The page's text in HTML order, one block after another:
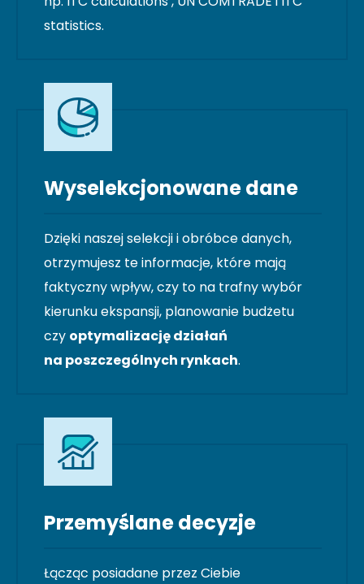
statistics.
Wyselekcjonowane dane
Dzięki naszej selekcji i obróbce danych,
otrzymujesz te informacje, które mają
faktyczny wpływ, czy to na trafny wybór
kierunku ekspansji, planowanie budżetu
czy optymalizację działań
na poszczególnych rynkach.
Przemyślane decyzje
Łącząc posiadane przez Ciebie